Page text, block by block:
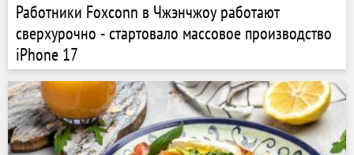
Работники Foxconn в Чжэнчжоу работают
сверхурочно - стартовало массовое производство
iPhone 17